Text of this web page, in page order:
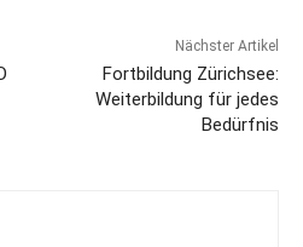
Nächster Artikel
Fortbildung Zürichsee:
Weiterbildung für jedes
Bedürfnis